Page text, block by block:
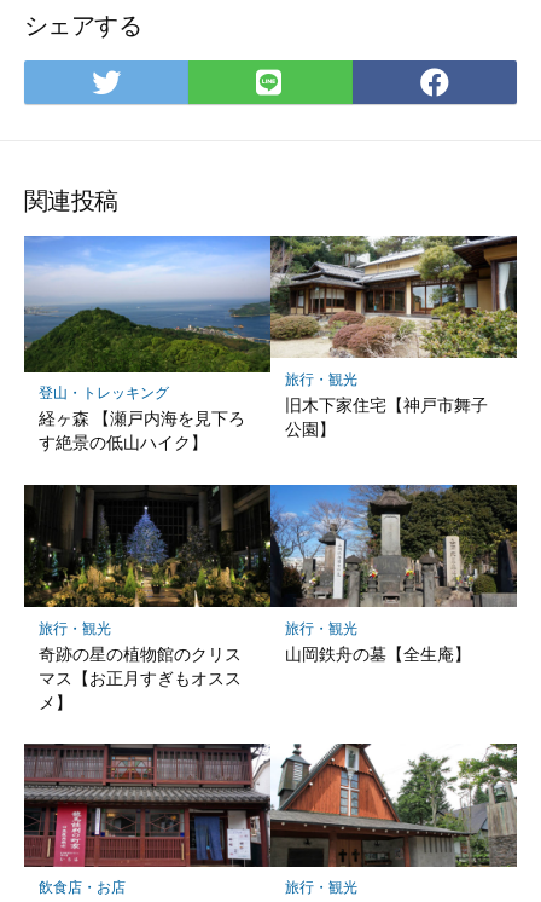
シェアする
Twitter
で
LINE
で
で
関連投稿
登山・トレッキング
経ヶ森 【瀬戸内海を見下ろ
す絶景の低山ハイク】
旅行・観光
旧木下家住宅【神戸市舞子
公園】
旅行・観光
奇跡の星の植物館のクリス
マス【お正月すぎもオスス
メ】
旅行・観光
山岡鉄舟の墓【全生庵】
飲食店・お店 旅行・観光